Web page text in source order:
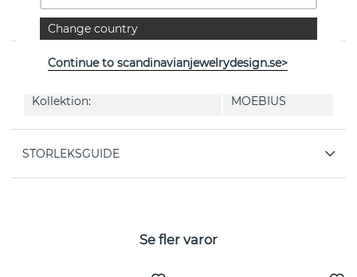
MOEBIUS är en ring i sterlingsilver från danska Georg
Jensen
EGENSKAPER
Kollektion: MOEBIUS
STORLEKSGUIDE
Se fler varor
Change country
Continue to scandinavianjewelrydesign.se>